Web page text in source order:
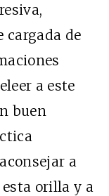
cargada de
a este
buen
a
orilla y a